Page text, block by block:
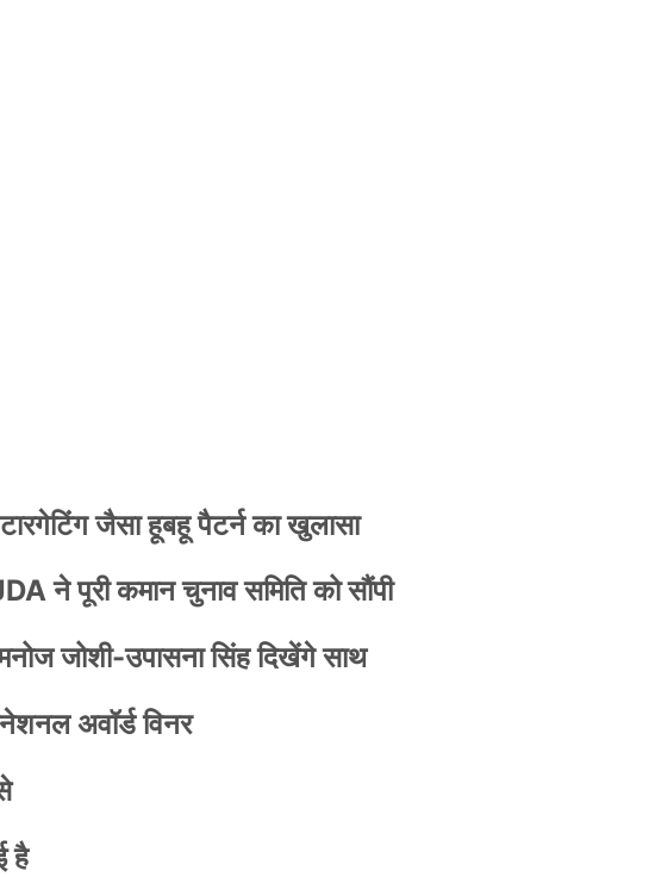
जैसा हूबहू पैटर्न का खुलासा
ने पूरी कमान चुनाव समिति को सौंपी
मनोज जोशी-उपासना सिंह दिखेंगे साथ
अवॉर्ड विनर
है